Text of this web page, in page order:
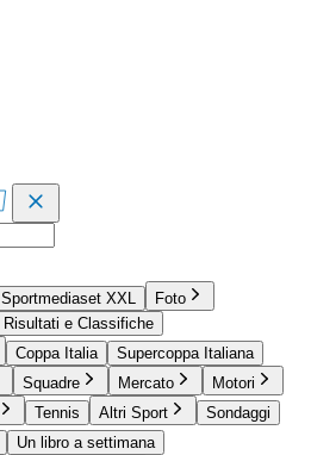
Sportmediaset XXL
Foto
Risultati e Classifiche
Coppa Italia
Supercoppa Italiana
Squadre Mercato
Motori
Tennis Altri Sport
Sondaggi
Un libro a settimana